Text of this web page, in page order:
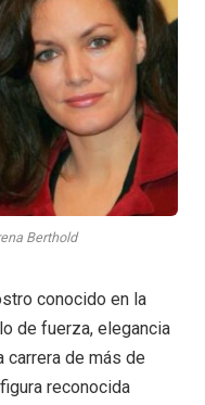
Berthold
conocido en la
de fuerza, elegancia
carrera de más de
reconocida